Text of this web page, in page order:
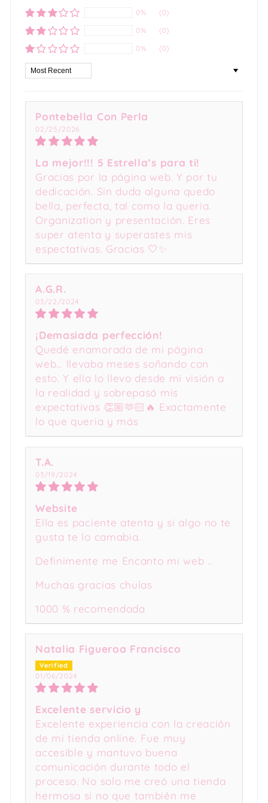
0%
(0)
0%
(0)
0%
(0)
Sort by
Pontebella Con Perla
02/25/2026
La mejor!!! 5 Estrella’s para ti!
Gracias por la página web. Y por tu
dedicación. Sin duda alguna quedo
bella, perfecta, tal como la queria.
Organization y presentación. Eres
super atenta y superastes mis
espectativas. Gracias 🤍✨
A.G.R.
03/22/2024
¡Demasiada perfección!
Quedé enamorada de mi página
web… llevaba meses soñando con
esto. Y ella lo llevo desde mi visión a
la realidad y sobrepasó mis
expectativas 👏🏼🫶🏻🔥 Exactamente
lo que queria y más
T.A.
03/19/2024
Website
Ella es paciente atenta y si algo no te
gusta te lo camabia.
Definimente me Encanto mi web ..
Muchas gracias chulas
1000 % recomendada
Natalia Figueroa Francisco
01/06/2024
Excelente servicio y
Excelente experiencia con la creación
de mi tienda online. Fue muy
accesible y mantuvo buena
comunicación durante todo el
proceso. No solo me creó una tienda
hermosa si no que también me